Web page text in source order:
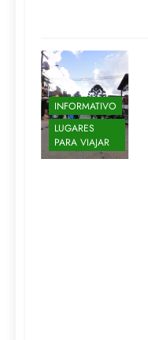
INFORMATIVO
LUGARES
PARA VIAJAR